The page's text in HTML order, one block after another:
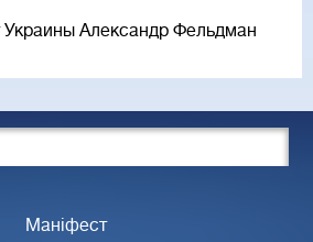
Украины Александр Фельдман
Маніфест